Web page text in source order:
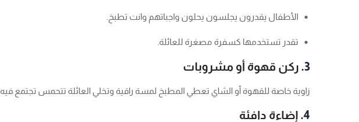
الأطفال يقدرون يجلسون يحلون واجباتهم وانت تطبخ.
تقدر تستخدمها كسفرة مصغرة للعائلة.
3. ركن قهوة أو مشروبات
زاوية خاصة للقهوة أو الشاي تعطي المطبخ لمسة راقية وتخلي العائلة تتحمس تجتمع فيه.
4. إضاءة دافئة